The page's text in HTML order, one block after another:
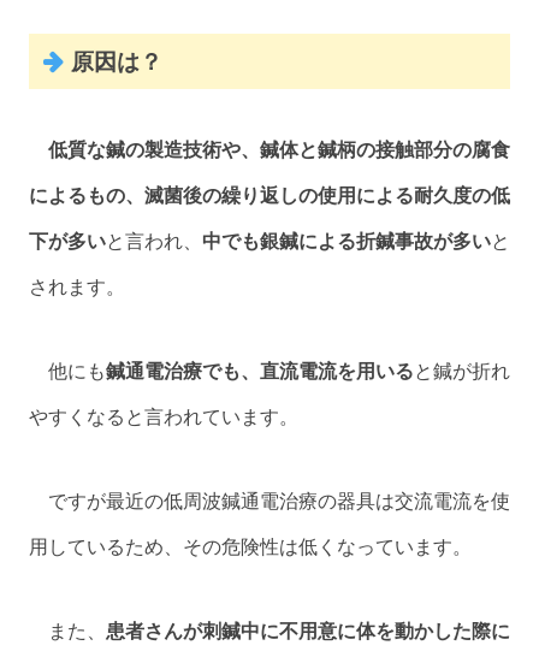
原因は？
低質な鍼の製造技術や、鍼体と鍼柄の接触部分の腐食
によるもの、滅菌後の繰り返しの使用による耐久度の低
下が多いと言われ、 中でも銀鍼による折鍼事故が多いと
されます。
他にも鍼通電治療でも、直流電流を用いると鍼が折れ
やすくなると言われています。
ですが最近の低周波鍼通電治療の器具は交流電流を使
用しているため、その危険性は低くなっています。
また、 患者さんが刺鍼中に不用意に体を動かした際に